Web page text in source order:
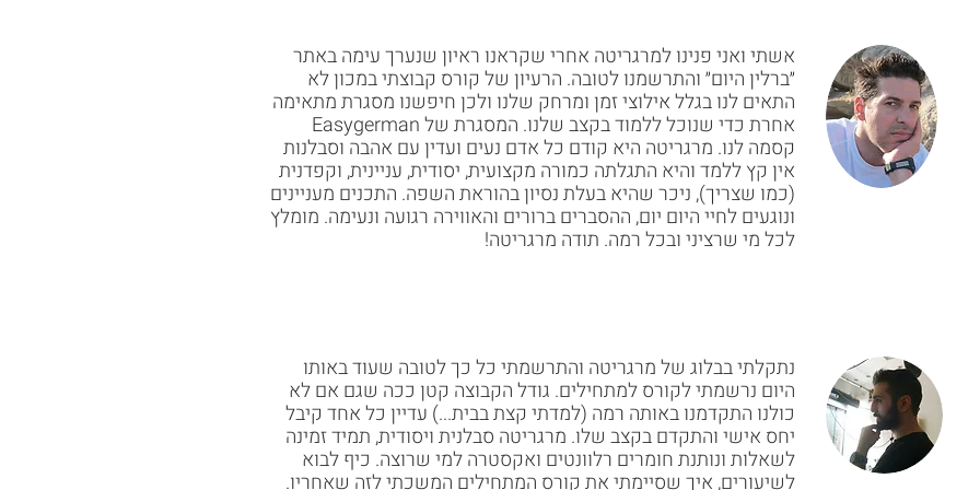
אונליין 17.10.2020
אשתי ואני פנינו למרגריטה אחרי שקראנו ראיון שנערך עימה באתר
״ברלין היום״ והתרשמנו לטובה. הרעיון של קורס קבוצתי במכון לא
התאים לנו בגלל אילוצי זמן ומרחק שלנו ולכן חיפשנו מסגרת מתאימה
אחרת כדי שנוכל ללמוד בקצב שלנו. המסגרת של Easygerman
קסמה לנו. מרגריטה היא קודם כל אדם נעים ועדין עם אהבה וסבלנות
אין קץ ללמד והיא התגלתה כמורה מקצועית, יסודית, עניינית, וקפדנית
(כמו שצריך), ניכר שהיא בעלת נסיון בהוראת השפה. התכנים מעניינים
ונוגעים לחיי היום יום, ההסברים ברורים והאווירה רגועה ונעימה. מומלץ
לכל מי שרציני ובכל רמה. תודה מרגריטה!
נתקלתי בבלוג של מרגריטה והתרשמתי כל כך לטובה שעוד באותו
היום נרשמתי לקורס למתחילים. גודל הקבוצה קטן ככה שגם אם לא
כולנו התקדמנו באותה רמה (למדתי קצת בבית...) עדיין כל אחד קיבל
יחס אישי והתקדם בקצב שלו. מרגריטה סבלנית ויסודית, תמיד זמינה
לשאלות ונותנת חומרים רלוונטים ואקסטרה למי שרוצה. כיף לבוא
לשיעורים, איך שסיימתי את קורס המתחילים המשכתי לזה שאחריו.